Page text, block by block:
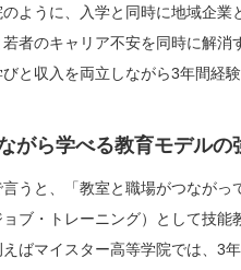
ように、入学と同時に地域企
者のキャリア不安を同時に解
びと収入を両立しながら3年間経
がら学べる教育モデルの
うと、「教室と職場がつながっ
ブ・トレーニング）として技能
ばマイスター高等学院では、3